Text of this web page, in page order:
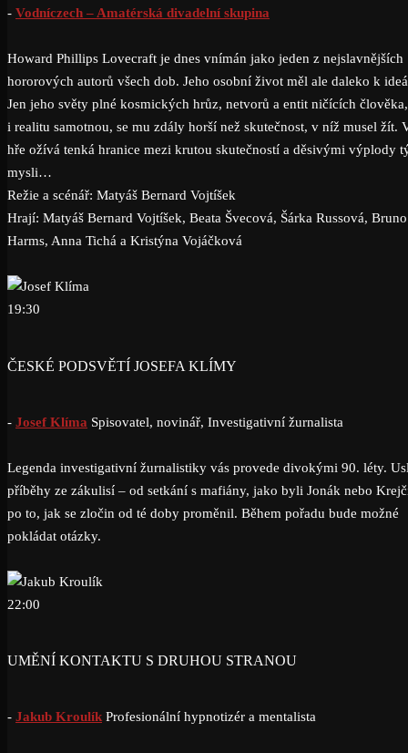
- Vodníczech – Amatérská divadelní skupina
Howard Phillips Lovecraft je dnes vnímán jako jeden z nejslavnějších
hororových autorů všech dob. Jeho osobní život měl ale daleko k
Jen jeho světy plné kosmických hrůz, netvorů a entit ničících
i realitu samotnou, se mu zdály horší než skutečnost, v níž musel žít.
hře ožívá tenká hranice mezi krutou skutečností a děsivými výplody
mysli…
Režie a scénář: Matyáš Bernard Vojtíšek
Hrají: Matyáš Bernard Vojtíšek, Beata Švecová, Šárka Russová,
Harms, Anna Tichá a Kristýna Vojáčková
19:30
ČESKÉ PODSVĚTÍ JOSEFA KLÍMY
- Josef Klíma Spisovatel, novinář, Investigativní žurnalista
Legenda investigativní žurnalistiky vás provede divokými 90. léty.
příběhy ze zákulisí – od setkání s mafiány, jako byli Jonák nebo
po to, jak se zločin od té doby proměnil. Během pořadu bude možné
pokládat otázky.
22:00
UMĚNÍ KONTAKTU S DRUHOU STRANOU
- Jakub KroulíkProfesionální hypnotizér a mentalista